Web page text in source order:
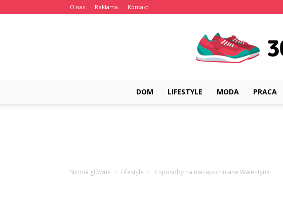
O nas Reklama Kontakt
DOM LIFESTYLE MODA PRACA
Strona główna Lifestyle 4 sposoby na niezapomniane Walentynki